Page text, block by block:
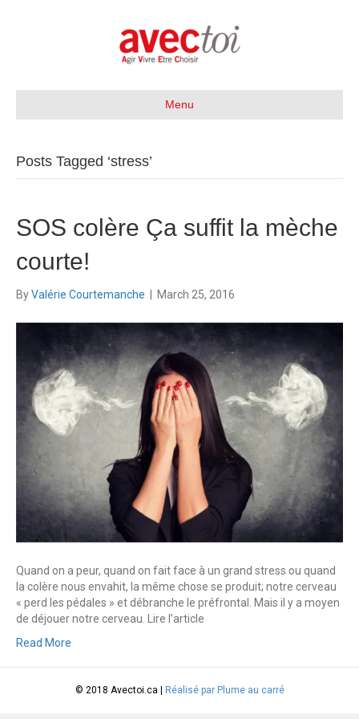
Menu
Posts Tagged ‘stress’
SOS colère Ça suffit la mèche
courte!
ByValérie Courtemanche March 25, 2016
Quand on a peur, quand on fait face à un grand stress ou quand
la colère nous envahit, la même chose se produit; notre cerveau
« perd les pédales » et débranche le préfrontal. Mais il y a moyen
de déjouer notre cerveau. Lire l’article
Read More
© 2018 Avectoi.ca | Réalisé par Plume au carré